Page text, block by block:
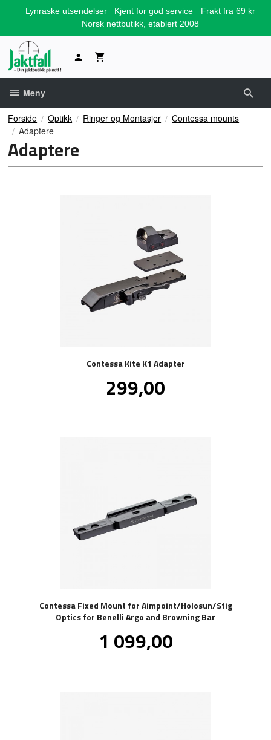
Lynraske utsendelser Kjent for god service
Frakt fra 69 kr
Norsk nettbutikk, etablert 2008
Meny
Forside Optikk Ringer og Montasjer
Contessa mounts
Adaptere
Adaptere
Contessa Kite K1 Adapter
Pris
299,00
Contessa Fixed Mount for Aimpoint/Holosun/Stig
Optics for Benelli Argo and Browning Bar
Pris
1 099,00mva.